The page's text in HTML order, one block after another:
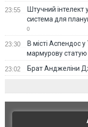
23:55
Штучний інтелект
система для
0
23:30
В місті Аспендос
мармурову статую
23:02 Брат Анджеліни